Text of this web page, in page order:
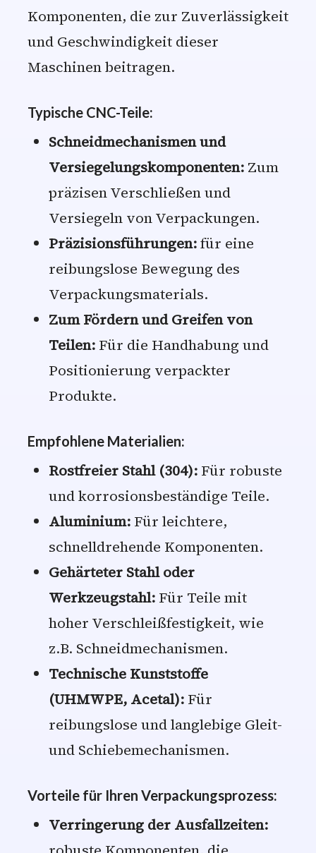
Komponenten, die zur Zuverlässigkeit
und Geschwindigkeit dieser
Maschinen beitragen.
Typische CNC-Teile:
Schneidmechanismen und
Versiegelungskomponenten:Zum
präzisen Verschließen und
Versiegeln von Verpackungen.
Präzisionsführungen:für eine
reibungslose Bewegung des
Verpackungsmaterials.
Zum Fördern und Greifen von
Teilen:Für die Handhabung und
Positionierung verpackter
Produkte.
Empfohlene Materialien:
Rostfreier Stahl (304):Für robuste
und korrosionsbeständige Teile.
Aluminium:Für leichtere,
schnelldrehende Komponenten.
Gehärteter Stahl oder
Werkzeugstahl:Für Teile mit
hoher Verschleißfestigkeit, wie
z.B. Schneidmechanismen.
Technische Kunststoffe
(UHMWPE, Acetal):Für
reibungslose und langlebige Gleit-
und Schiebemechanismen.
Vorteile für Ihren Verpackungsprozess:
Verringerung der Ausfallzeiten: